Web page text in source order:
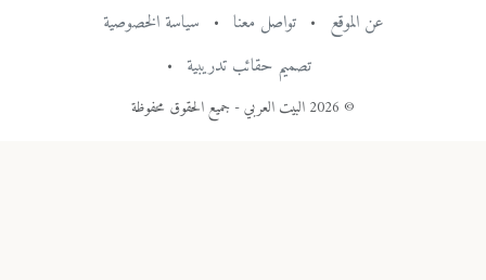
عن الموقع • تواصل معنا • سياسة الخصوصية
تصميم حقائب تدريبية •